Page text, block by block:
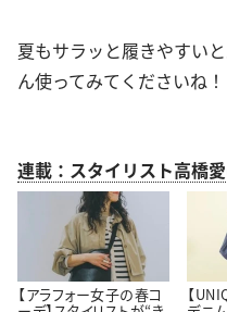
夏もサラッと履きやすい
ん使ってみてくださいね！
連載：スタイリスト高橋
【アラフォー女子の春コ 【